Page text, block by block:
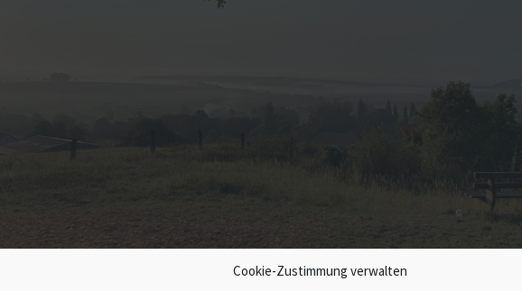
Cookie-Zustimmung verwalten